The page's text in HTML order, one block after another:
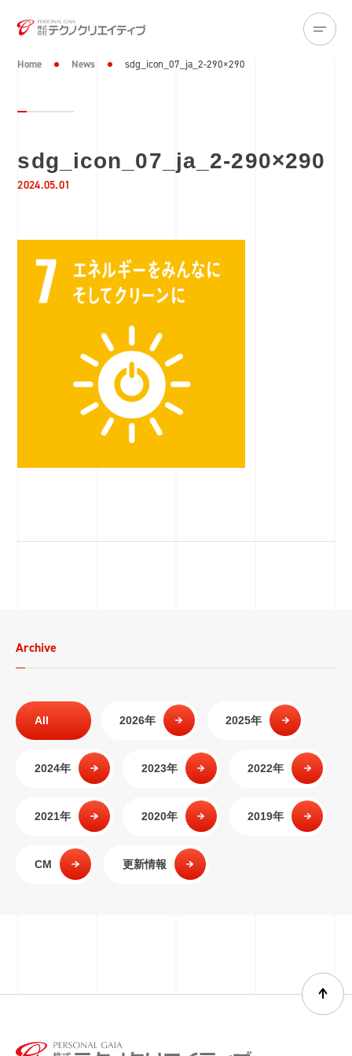
Home News sdg_icon_07_ja_2-290×290
sdg_icon_07_ja_2-290×290
2024.05.01
Archive
All 2026年 2025年
2024年 2023年 2022年
2021年 2020年 2019年
CM 更新情報